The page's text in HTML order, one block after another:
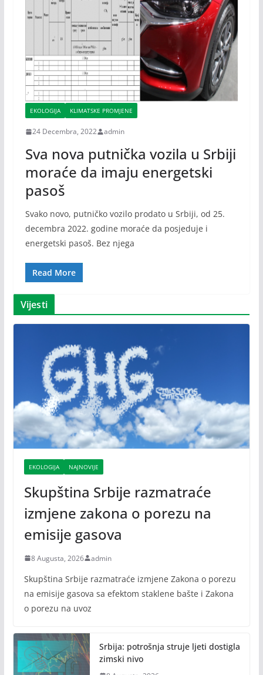
EKOLOGIJA KLIMATSKE PROMJENE
24 Decembra, 2022 admin
Sva nova putnička vozila u Srbiji
moraće da imaju energetski
pasoš
Svako novo, putničko vozilo prodato u Srbiji, od 25.
decembra 2022. godine moraće da posjeduje i
energetski pasoš. Bez njega
Read More
Vijesti
EKOLOGIJA NAJNOVIJE
Skupština Srbije razmatraće
izmjene zakona o porezu na
emisije gasova
8 Augusta, 2026 admin
Skupština Srbije razmatraće izmjene Zakona o porezu
na emisije gasova sa efektom staklene bašte i Zakona
o porezu na uvoz
Srbija: potrošnja struje ljeti dostigla
zimski nivo